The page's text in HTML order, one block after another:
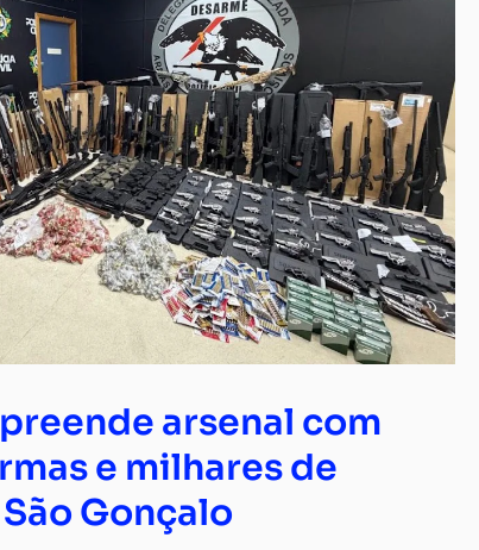
arsenal com
e milhares de
Gonçalo